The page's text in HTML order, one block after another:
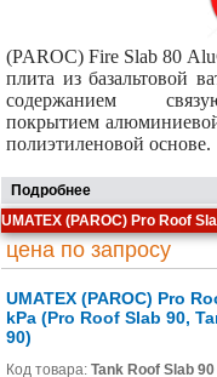
(PAROC) Fire Slab 80
плита из базальтовой
содержанием
покрытием
полиэтиленовой основе.
Подробнее
UMATEX (PAROC) Pro Roof
цена по запросу
UMATEX (PAROC) Pro
kPa (Pro Roof Slab 90,
90)
Код товара: Tank Roof Slab 90